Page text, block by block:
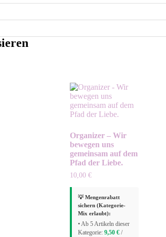
Organizer – Wir
bewegen uns
gemeinsam auf dem
Pfad der Liebe.
10,00 €
💡 Mengenrabatt
sichern (Kategorie-
Mix erlaubt):
• Ab 5 Artikeln dieser
Kategorie: 9,50 €/